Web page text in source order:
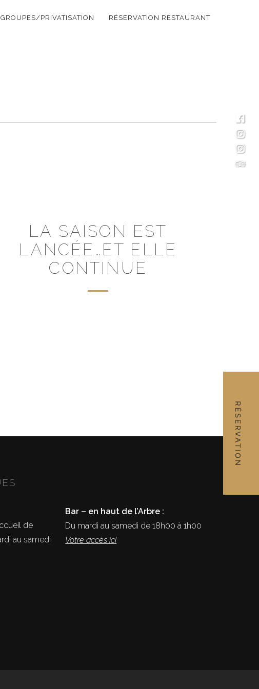
RÉSERVATION
GROUPES/PRIVATISATION RÉSERVATION RESTAURANT
LA SAISON EST
LANCÉE…ET ELLE
CONTINUE
de
au samedi
Bar – en haut de l’Arbre :
Du mardi au samedi de 18h00 à 1h00
Votre accès ici